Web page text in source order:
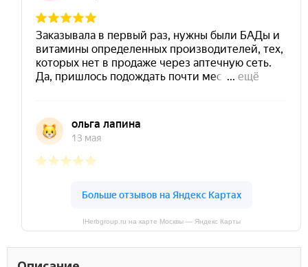
IHerbgroup.ru на карте Москвы — Яндекс Карты